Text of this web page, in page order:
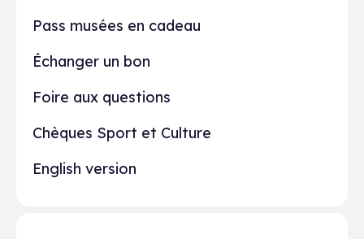
Pass musées en cadeau
Échanger un bon
Foire aux questions
Chèques Sport et Culture
English version